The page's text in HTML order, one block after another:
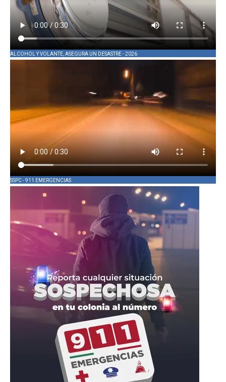
ALCOHOL Y VOLANTE, ASEGURA UN DESASTRE - 2026
SSPC - 911 EMERGENCIAS